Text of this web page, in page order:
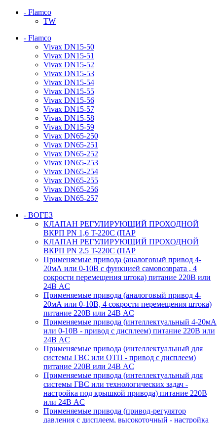
- Flamco
TW
- Flamco
Vivax DN15-50
Vivax DN15-51
Vivax DN15-52
Vivax DN15-53
Vivax DN15-54
Vivax DN15-55
Vivax DN15-56
Vivax DN15-57
Vivax DN15-58
Vivax DN15-59
Vivax DN65-250
Vivax DN65-251
Vivax DN65-252
Vivax DN65-253
Vivax DN65-254
Vivax DN65-255
Vivax DN65-256
Vivax DN65-257
- ВОГЕЗ
КЛАПАН РЕГУЛИРУЮЩИЙ ПРОХОДНОЙ
ВКРП PN 1,6 T-220C (ПАР
КЛАПАН РЕГУЛИРУЮЩИЙ ПРОХОДНОЙ
ВКРП PN 2,5 T-220C (ПАР
Применяемые привода (аналоговый привод 4-
20мА или 0-10В с функцией самовозврата , 4
сокрости перемещения штока) питание 220В или
24В AC
Применяемые привода (аналоговый привод 4-
20мА или 0-10В, 4 сокрости перемещения штока)
питание 220В или 24В AC
Применяемые привода (интеллектуальный 4-20мА
или 0-10В - привод с дисплеем) питание 220В или
24В AC
Применяемые привода (интеллектуальный для
системы ГВС или ОТП - привод с дисплеем)
питание 220В или 24В AC
Применяемые привода (интеллектуальный для
системы ГВС или технологических задач -
настройка под крышкой привода) питание 220В
или 24В AC
Применяемые привода (привод-регулятор
давления с дисплеем, высокоточный - настройка